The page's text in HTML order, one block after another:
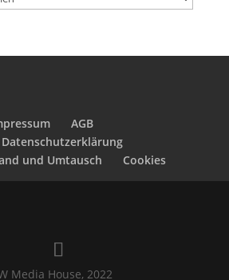
AGB
Datenschutzerklärung
und Umtausch
Cookies
Media House, 2022